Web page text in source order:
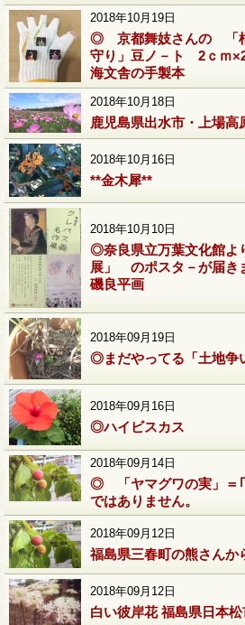
2018年10月19日
◎ 京都舞妓さんの 「
守り」豆ノ－ト 2ｃｍ
海文舎の手製本
2018年10月18日
鹿児島県出水市・上場高
2018年10月16日
**金木犀**
2018年10月10日
◎奈良県立万葉文化館
展」 のポスタ－が届き
磯良平画
2018年09月19日
◎まだやってる「土地争
2018年09月16日
◎ハイビスカス
2018年09月14日
◎ 「ヤマグワの実」
ではありません。
2018年09月12日
福島県三春町の熊さんか
2018年09月12日
白い彼岸花 福島県日本